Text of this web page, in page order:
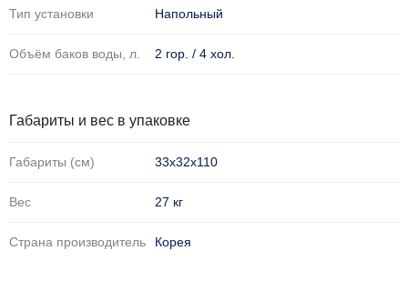
Тип установки Напольный
Объём баков воды, л. 2 гор. / 4 хол.
Габариты и вес в упаковке
Габариты (см) 33х32х110
Вес 27 кг
Страна производитель Корея